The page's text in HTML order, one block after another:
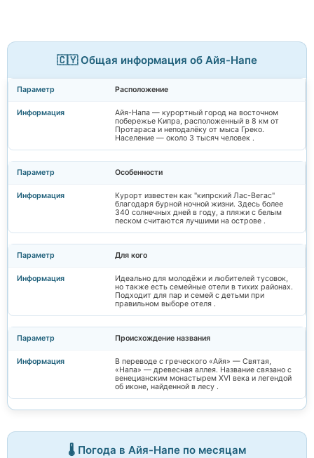
🇨🇾 Общая информация об Айя-Напе
Расположение
Айя-Напа — курортный город на восточном
побережье Кипра, расположенный в 8 км от
Протараса и неподалёку от мыса Греко.
Население — около 3 тысяч человек .
Особенности
Курорт известен как "кипрский Лас-Вегас"
благодаря бурной ночной жизни. Здесь более
340 солнечных дней в году, а пляжи с белым
песком считаются лучшими на острове .
Для кого
Идеально для молодёжи и любителей тусовок,
но также есть семейные отели в тихих районах.
Подходит для пар и семей с детьми при
правильном выборе отеля .
Происхождение названия
В переводе с греческого «Айя» — Святая,
«Напа» — древесная аллея. Название связано с
венецианским монастырем XVI века и легендой
об иконе, найденной в лесу .
🌡️ Погода в Айя-Напе по месяцам